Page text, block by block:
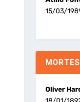
15/03/
MORTES
Oliver